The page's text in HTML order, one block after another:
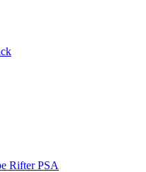
Rifter PSA